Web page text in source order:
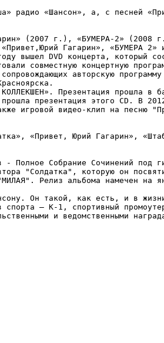
радио «Шансон», а, с песней
(2007 г.), «БУМЕРА-2»
Гагарин», «БУМЕРА
вышел DVD концерта, который
совместную концертную
авторскую
Презентация прошла в
презентация этого CD. В
игровой видео-клип на песню
«Привет, Юрий Гагарин»,
- Полное Собрание Сочинений
"Солдатка", которую он
Релиз альбома намечен на
Он такой, как есть, и в
– К-1, спортивный
и ведомственными